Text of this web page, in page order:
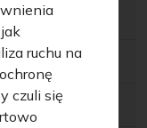
mobilnością
ruchu na
czuli się